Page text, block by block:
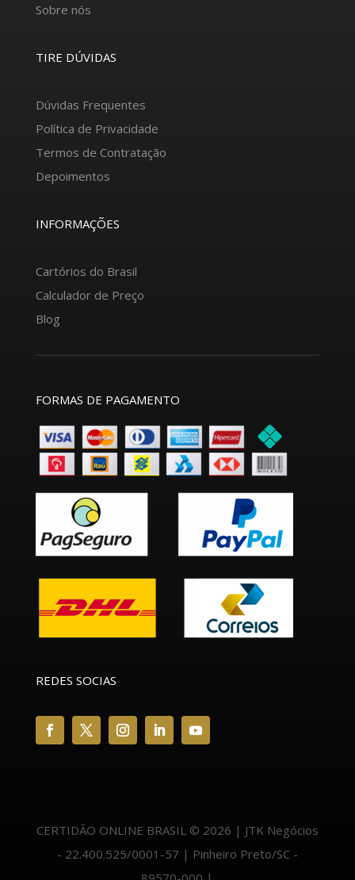
Sobre nós
TIRE DÚVIDAS
Dúvidas Frequentes
Política de Privacidade
Termos de Contratação
Depoimentos
INFORMAÇÕES
Cartórios do Brasil
Calculador de Preço
Blog
FORMAS DE PAGAMENTO
REDES SOCIAS
CERTIDÃO ONLINE BRASIL © 2026 | JTK Negócios
- 22.400.525/0001-57 | Pinheiro Preto/SC -